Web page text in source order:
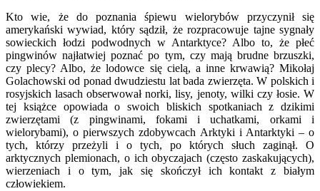
Kto wie, że do poznania śpiewu wielorybów przyczynił się
amerykański wywiad, który sądził, że rozpracowuje tajne sygnały
sowieckich łodzi podwodnych w Antarktyce? Albo to, że płeć
pingwinów najłatwiej poznać po tym, czy mają brudne brzuszki,
czy plecy? Albo, że lodowce się cielą, a inne krwawią? Mikołaj
Golachowski od ponad dwudziestu lat bada zwierzęta. W polskich i
rosyjskich lasach obserwował norki, lisy, jenoty, wilki czy łosie. W
tej książce opowiada o swoich bliskich spotkaniach z dzikimi
zwierzętami (z pingwinami, fokami i uchatkami, orkami i
wielorybami), o pierwszych zdobywcach Arktyki i Antarktyki – o
tych, którzy przeżyli i o tych, po których słuch zaginął. O
arktycznych plemionach, o ich obyczajach (często zaskakujących),
wierzeniach i o tym, jak się skończył ich kontakt z białym
człowiekiem.